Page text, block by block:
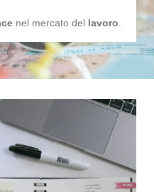
nel mercato del lavoro